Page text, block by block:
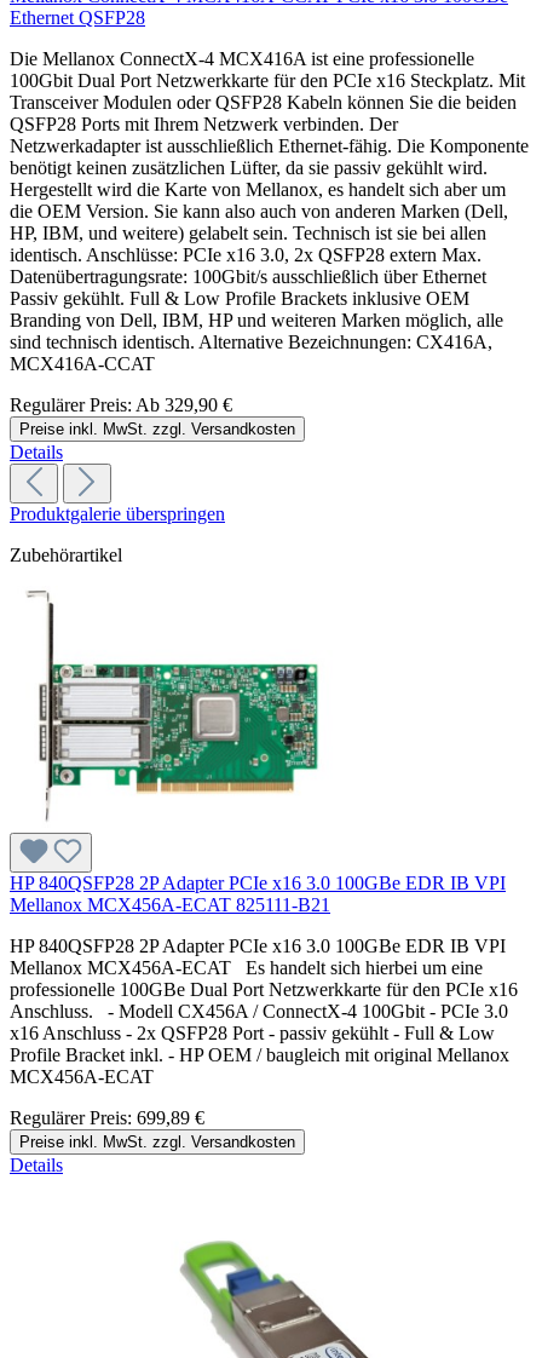
Ethernet QSFP28
Die Mellanox ConnectX-4 MCX416A ist eine professionelle
100Gbit Dual Port Netzwerkkarte für den PCIe x16 Steckplatz. Mit
Transceiver Modulen oder QSFP28 Kabeln können Sie die beiden
QSFP28 Ports mit Ihrem Netzwerk verbinden. Der
Netzwerkadapter ist ausschließlich Ethernet-fähig. Die Komponente
benötigt keinen zusätzlichen Lüfter, da sie passiv gekühlt wird.
Hergestellt wird die Karte von Mellanox, es handelt sich aber um
die OEM Version. Sie kann also auch von anderen Marken (Dell,
HP, IBM, und weitere) gelabelt sein. Technisch ist sie bei allen
identisch. Anschlüsse: PCIe x16 3.0, 2x QSFP28 extern Max.
Datenübertragungsrate: 100Gbit/s ausschließlich über Ethernet
Passiv gekühlt. Full & Low Profile Brackets inklusive OEM
Branding von Dell, IBM, HP und weiteren Marken möglich, alle
sind technisch identisch. Alternative Bezeichnungen: CX416A,
MCX416A-CCAT
Regulärer Preis: Ab 329,90 €
Preise inkl. MwSt. zzgl. Versandkosten
Details
Produktgalerie überspringen
Zubehörartikel
HP 840QSFP28 2P Adapter PCIe x16 3.0 100GBe EDR IB VPI
Mellanox MCX456A-ECAT 825111-B21
HP 840QSFP28 2P Adapter PCIe x16 3.0 100GBe EDR IB VPI
Mellanox MCX456A-ECAT Es handelt sich hierbei um eine
professionelle 100GBe Dual Port Netzwerkkarte für den PCIe x16
Anschluss. - Modell CX456A / ConnectX-4 100Gbit - PCIe 3.0
x16 Anschluss - 2x QSFP28 Port - passiv gekühlt - Full & Low
Profile Bracket inkl. - HP OEM / baugleich mit original Mellanox
MCX456A-ECAT
Regulärer Preis: 699,89 €
Preise inkl. MwSt. zzgl. Versandkosten
Details